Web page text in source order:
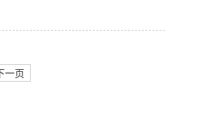
下一页